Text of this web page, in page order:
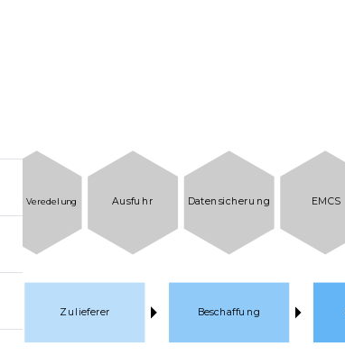
aktive Veredelung Ausfuhr Datensicherung EMCS
Zulieferer Beschaffung